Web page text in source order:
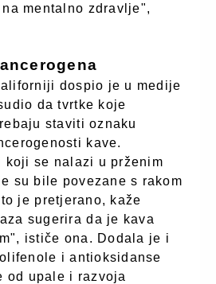
mentalno zdravlje",
dospio je u medije
da tvrtke koje
staviti oznaku
kave.
koji se nalazi u prženim
su bile povezane s rakom
je pretjerano, kaže
sugerira da je kava
ističe ona. Dodala je i
i antioksidanse
od upale i razvoja